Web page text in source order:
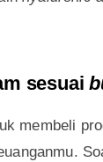
sesuai
membeli